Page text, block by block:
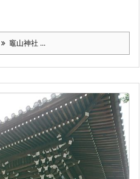
竈山神社 ...